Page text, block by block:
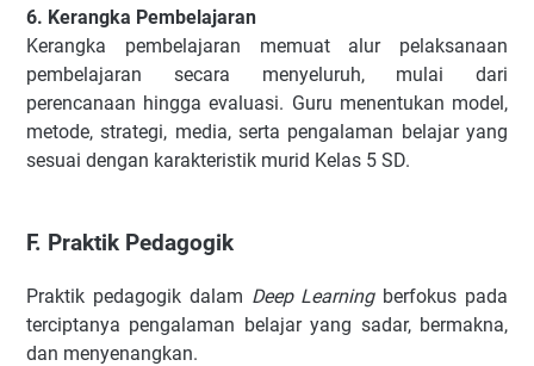
6. Kerangka Pembelajaran
Kerangka pembelajaran memuat alur pelaksanaan
pembelajaran secara menyeluruh, mulai dari
perencanaan hingga evaluasi. Guru menentukan model,
metode, strategi, media, serta pengalaman belajar yang
sesuai dengan karakteristik murid Kelas 5 SD.
F. Praktik Pedagogik
Praktik pedagogik dalam Deep Learning berfokus pada
terciptanya pengalaman belajar yang sadar, bermakna,
dan menyenangkan.